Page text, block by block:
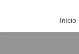
Início